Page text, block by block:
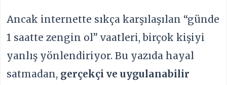
Ancak internette sıkça karşılaşılan “günde
1 saatte zengin ol” vaatleri, birçok kişiyi
yanlış yönlendiriyor. Bu yazıda hayal
satmadan, gerçekçi ve uygulanabilir